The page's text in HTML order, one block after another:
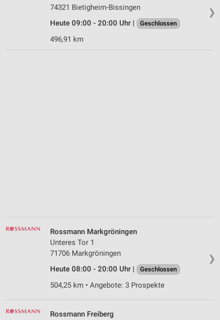
❯
74321 Bietigheim-Bissingen
Heute 09:00 - 20:00 Uhr |
Geschlossen
496,91 km
❯
Rossmann Markgröningen
Unteres Tor 1
71706 Markgröningen
Heute 08:00 - 20:00 Uhr |
Geschlossen
504,25 km • Angebote: 3 Prospekte
Rossmann Freiberg